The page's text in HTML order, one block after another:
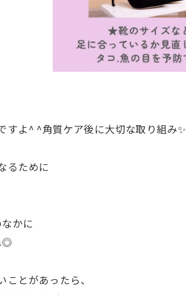
すよ^ ^角質ケア後に大切な取り組み✨
るために
かに
◎
とがあったら、